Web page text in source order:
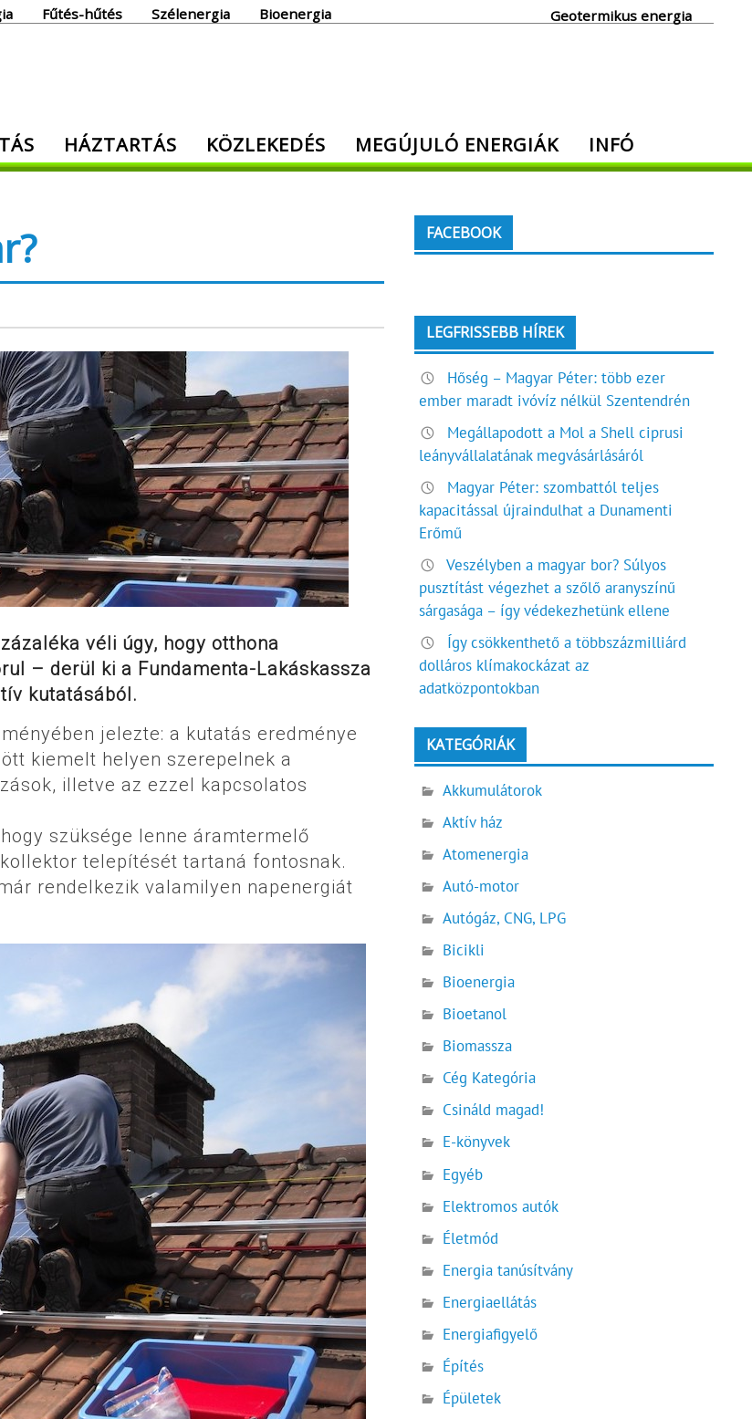
Fűtés-hűtés Szélenergia Bioenergia Geotermikus energia
energia!HÁZTARTÁS KÖZLEKEDÉS MEGÚJULÓ ENERGIÁK INFÓ
véli úgy, hogy otthona
– derül ki a Fundamenta-Lakáskassza
kutatásából.
jelezte: a kutatás eredménye
kiemelt helyen szerepelnek a
illetve az ezzel kapcsolatos
szüksége lenne áramtermelő
telepítését tartaná fontosnak.
rendelkezik valamilyen napenergiát
FACEBOOK
LEGFRISSEBB HÍREK
Hőség – Magyar Péter: több ezer
ember maradt ivóvíz nélkül Szentendrén
Megállapodott a Mol a Shell ciprusi
leányvállalatának megvásárlásáról
Magyar Péter: szombattól teljes
kapacitással újraindulhat a Dunamenti
Erőmű
Veszélyben a magyar bor? Súlyos
pusztítást végezhet a szőlő aranyszínű
sárgasága – így védekezhetünk ellene
Így csökkenthető a többszázmilliárd
dolláros klímakockázat az
adatközpontokban
KATEGÓRIÁK
Akkumulátorok
Aktív ház
Atomenergia
Autó-motor
Autógáz, CNG, LPG
Bicikli
Bioenergia
Bioetanol
Biomassza
Cég Kategória
Csináld magad!
E-könyvek
Egyéb
Elektromos autók
Életmód
Energia tanúsítvány
Energiaellátás
Energiafigyelő
Építés
Épületek